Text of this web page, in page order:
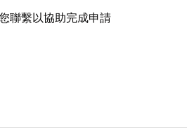
聯繫以協助完成申請